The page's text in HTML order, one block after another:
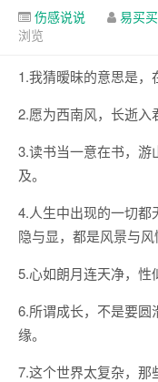
伤感说说 易买买
浏览
1.我猜暧昧的意思是，
2.愿为西南风，长逝入
3.读书当一意在书，
及。
4.人生中出现的一切都
隐与显，都是风景与风
5.心如朗月连天净，性
6.所谓成长，不是要
缘。
7.这个世界太复杂，那